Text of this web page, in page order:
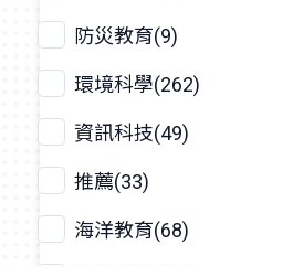
防災教育(9)
環境科學(262)
資訊科技(49)
推薦(33)
海洋教育(68)